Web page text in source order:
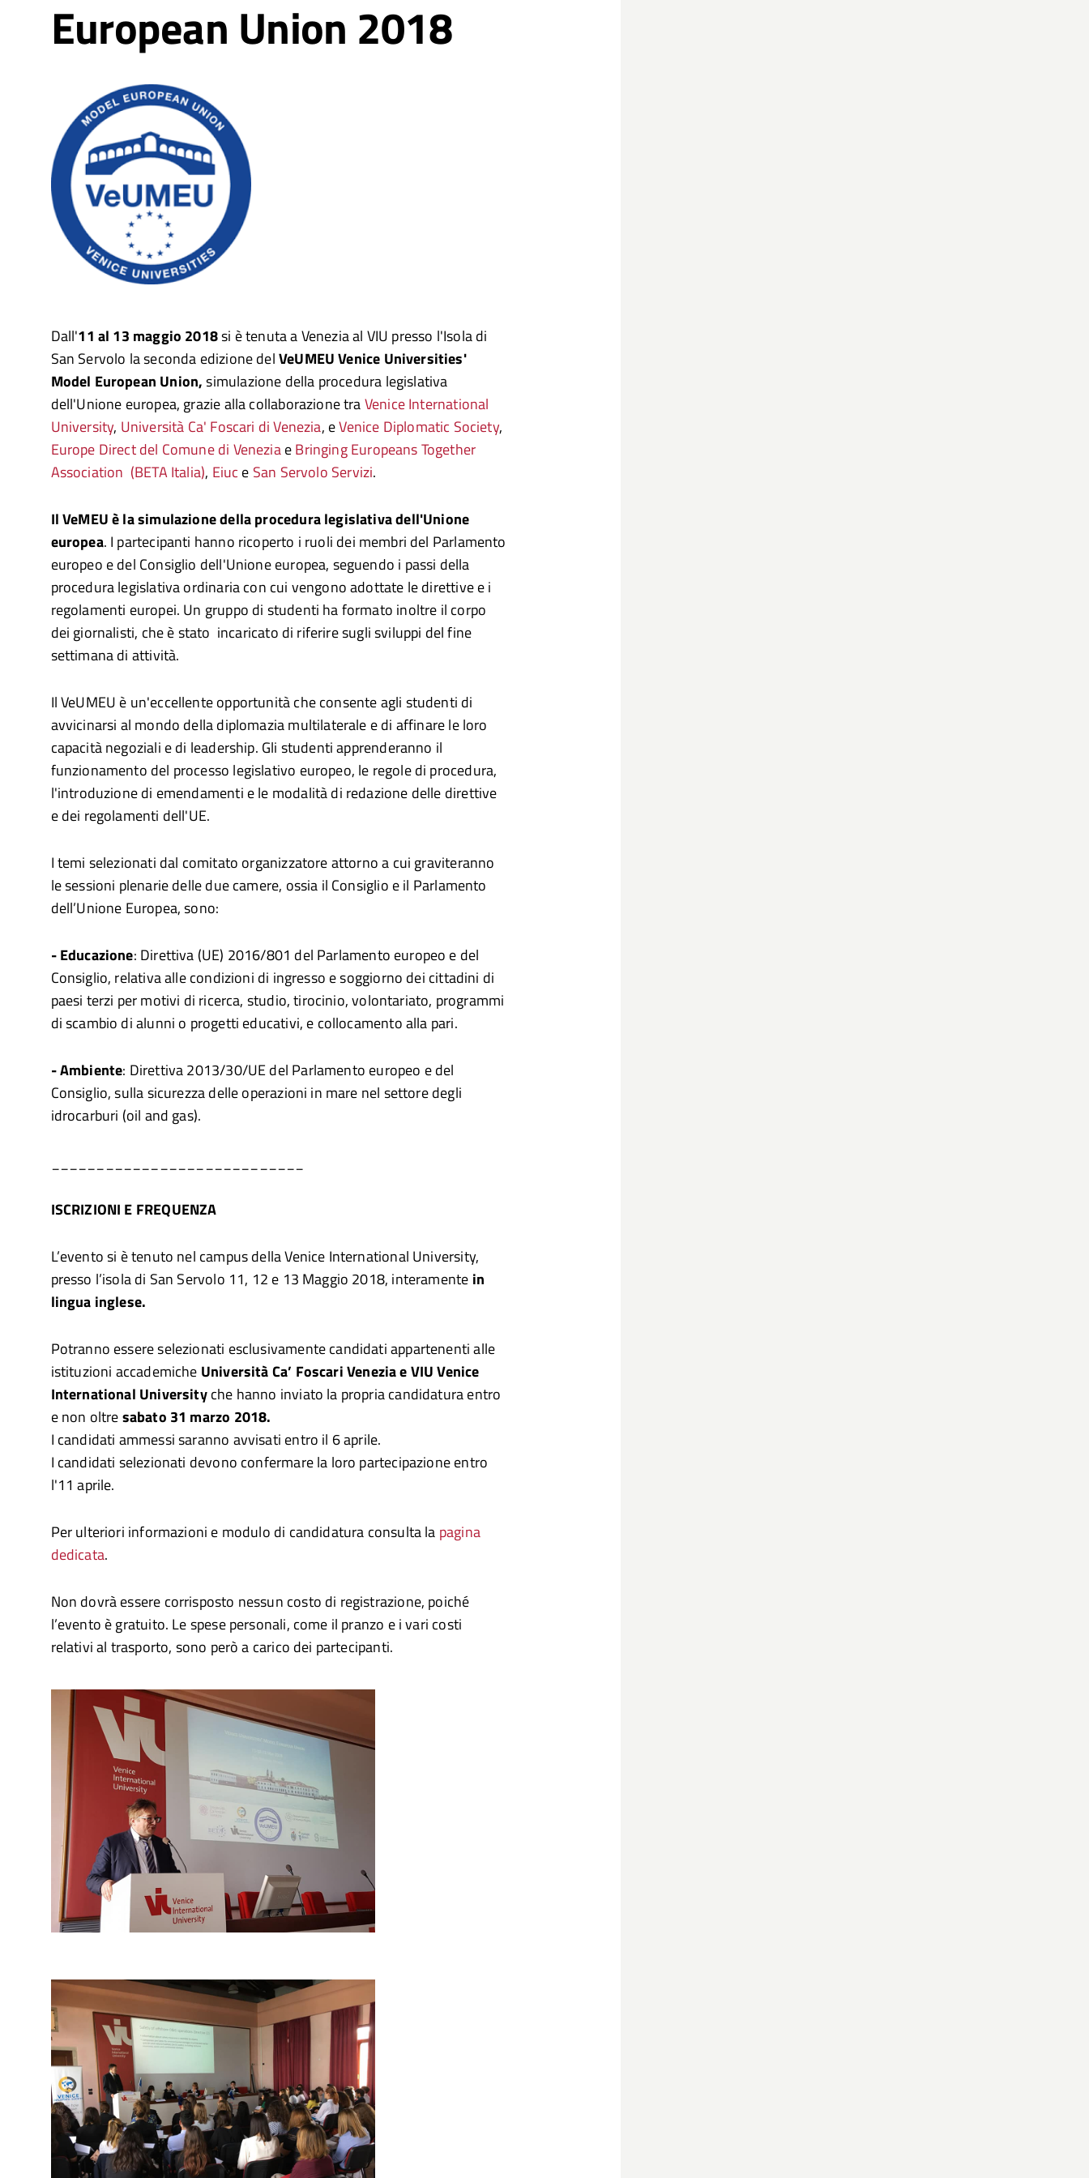
European Union 2018
Dall'11 al 13 maggio 2018si è tenuta a Venezia al VIU presso l'Isola di
San Servolo la seconda edizione delVeUMEU Venice Universities'
Model European Union,simulazione della procedura legislativa
dell'Unione europea, grazie alla collaborazione traVenice International
University, Università Ca' Foscari di Venezia, eVenice Diplomatic Society,
Europe Direct del Comune di VeneziaeBringing Europeans Together
Association (BETA Italia), Eiuc e San Servolo Servizi.
Il VeMEU è la simulazione della procedura legislativa dell'Unione
europea. I partecipanti hanno ricoperto i ruoli dei membri del Parlamento
europeo e del Consiglio dell'Unione europea, seguendo i passi della
procedura legislativa ordinaria con cui vengono adottate le direttive e i
regolamenti europei. Un gruppo di studenti ha formato inoltre il corpo
dei giornalisti, che è stato incaricato di riferire sugli sviluppi del fine
settimana di attività.
Il VeUMEU è un'eccellente opportunità che consente agli studenti di
avvicinarsi al mondo della diplomazia multilaterale e di affinare le loro
capacità negoziali e di leadership. Gli studenti apprenderanno il
funzionamento del processo legislativo europeo, le regole di procedura,
l'introduzione di emendamenti e le modalità di redazione delle direttive
e dei regolamenti dell'UE.
I temi selezionati dal comitato organizzatore attorno a cui graviteranno
le sessioni plenarie delle due camere, ossia il Consiglio e il Parlamento
dell’Unione Europea, sono:
- Educazione: Direttiva (UE) 2016/801 del Parlamento europeo e del
Consiglio, relativa alle condizioni di ingresso e soggiorno dei cittadini di
paesi terzi per motivi di ricerca, studio, tirocinio, volontariato, programmi
di scambio di alunni o progetti educativi, e collocamento alla pari.
- Ambiente: Direttiva 2013/30/UE del Parlamento europeo e del
Consiglio, sulla sicurezza delle operazioni in mare nel settore degli
idrocarburi (oil and gas).
ISCRIZIONI E FREQUENZA
L’evento si è tenuto nel campus della Venice International University,
presso l’isola di San Servolo 11, 12 e 13 Maggio 2018, interamente in
lingua inglese.
Potranno essere selezionati esclusivamente candidati appartenenti alle
istituzioni accademiche Università Ca’ Foscari Venezia e VIU Venice
International Universityche hanno inviato la propria candidatura entro
e non oltresabato 31 marzo 2018.
I candidati ammessi saranno avvisati entro il 6 aprile.
I candidati selezionati devono confermare la loro partecipazione entro
l'11 aprile.
Per ulteriori informazioni e modulo di candidatura consulta la pagina
dedicata.
Non dovrà essere corrisposto nessun costo di registrazione, poiché
l’evento è gratuito. Le spese personali, come il pranzo e i vari costi
relativi al trasporto, sono però a carico dei partecipanti.